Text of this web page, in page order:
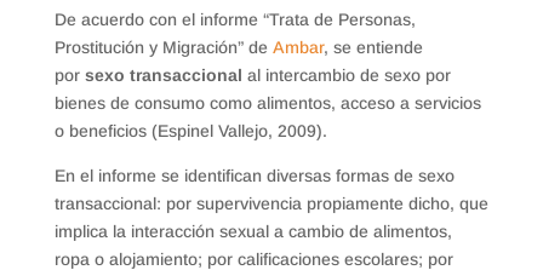
De acuerdo con el informe “Trata de Personas,
Prostitución y Migración” de Ambar, se entiende
por sexo transaccional al intercambio de sexo por
bienes de consumo como alimentos, acceso a servicios
o beneficios (Espinel Vallejo, 2009).
En el informe se identifican diversas formas de sexo
transaccional: por supervivencia propiamente dicho, que
implica la interacción sexual a cambio de alimentos,
ropa o alojamiento; por calificaciones escolares; por